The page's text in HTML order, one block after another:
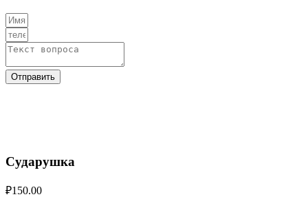
Отправить
Сударушка
₽150.00